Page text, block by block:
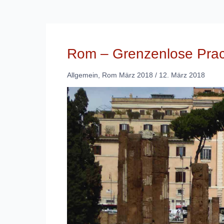
Rom – Grenzenlose
Allgemein Rom März 2018 / 12. März 2018